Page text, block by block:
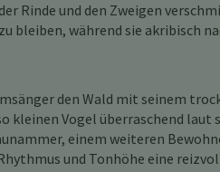
Rinde und den Zweigen
während sie akribisch
den Wald mit seinem
kleinen Vogel überraschend laut
einem weiteren
und Tonhöhe eine